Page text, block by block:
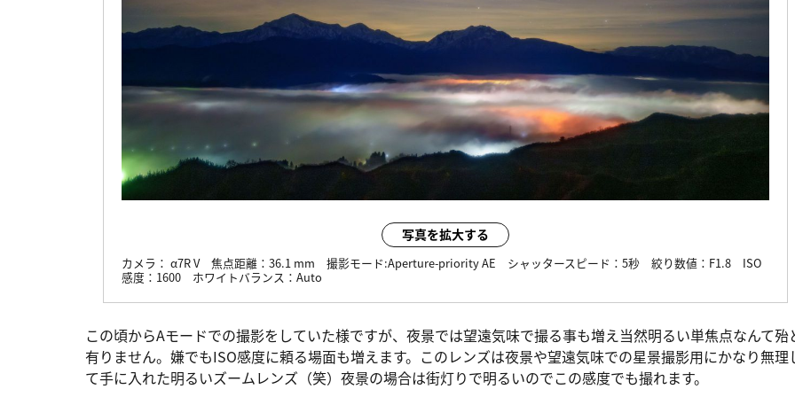
写真を拡大する
カメラ： α7R V 焦点距離： 36.1 mm 撮影モード:Aperture-priority AE シャッタースピード： 5秒 絞り数値： F1.8
ISO
感度： 1600 ホワイトバランス： Auto
この頃からAモードでの撮影をしていた様ですが、夜景では望遠気味で撮る事も増え当然明るい単焦点なんて殆
有りません。嫌でもISO感度に頼る場面も増えます。このレンズは夜景や望遠気味での星景撮影用にかなり無理
て手に入れた明るいズームレンズ（笑）夜景の場合は街灯りで明るいのでこの感度でも撮れます。